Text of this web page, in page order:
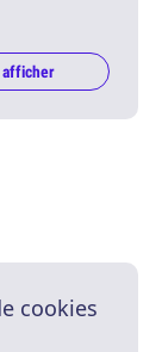
afficher
cookies